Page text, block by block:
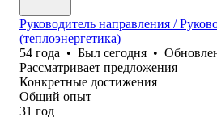
Руководитель направления /
(теплоэнергетика)
54 года • Был сегодня •
Рассматривает предложения
Конкретные достижения
Общий опыт
31 год